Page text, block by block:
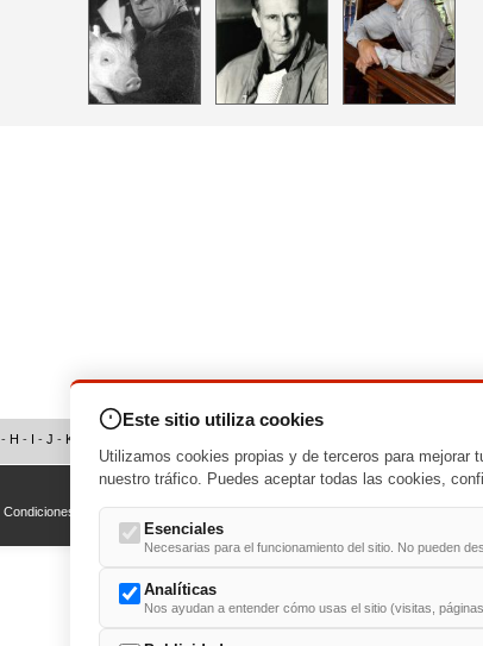
- H - I - J - K
Condiciones de usoyPolítica de Privacidad
Este sitio utiliza cookies
Utilizamos cookies propias y de terceros para mejorar
nuestro tráfico. Puedes aceptar todas las cookies,
Esenciales
Necesarias para el funcionamiento del sitio. No pueden
Analíticas
Nos ayudan a entender cómo usas el sitio (visitas,